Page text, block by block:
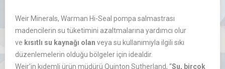
Weir Minerals, Warman Hi-Seal pompa salmastrası
madencilerin su tüketimini azaltmalarına yardımcı olur
ve kısıtlı su kaynağı olan veya su kullanımıyla ilgili sıkı
düzenlemelerin olduğu bölgeler için idealdir.
Weir’in kıdemli ürün müdürü Quinton Sutherland, “Su, birçok